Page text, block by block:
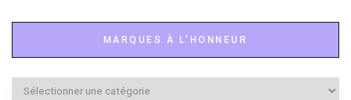
MARQUES À L’HONNEUR
Marques